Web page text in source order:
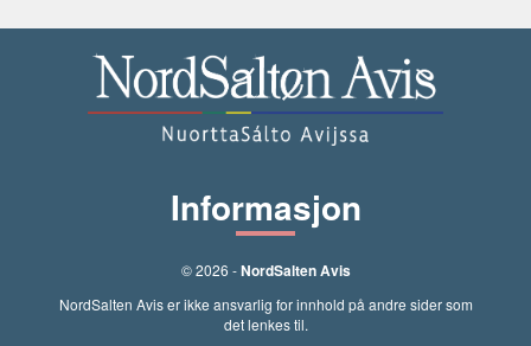
Informasjon
© 2026 -NordSalten Avis
NordSalten Avis er ikke ansvarlig for innhold på andre sider som
det lenkes til.